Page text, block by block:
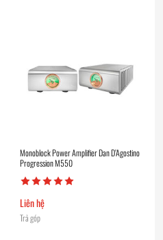
Monoblock Power Amplifier Dan D’Agostino
Progression M550
Liên hệ
Trả góp